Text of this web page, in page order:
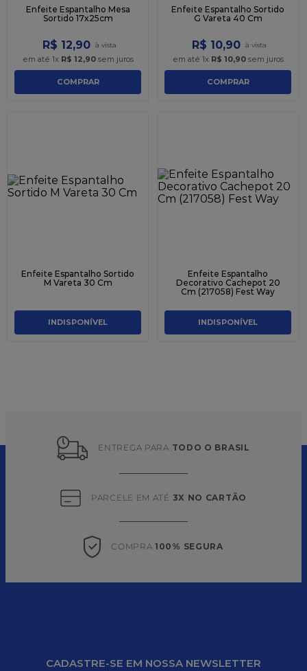
Enfeite Espantalho Mesa
Sortido 17x25cm
R$ 12,90
em até 1x R$ 12,90sem juros
COMPRAR
Enfeite Espantalho Sortido
G Vareta 40 Cm
R$ 10,90
em até 1x R$ 10,90sem juros
COMPRAR
Enfeite Espantalho Sortido
M Vareta 30 Cm
INDISPONÍVEL
Enfeite Espantalho
Decorativo Cachepot 20
Cm (217058) Fest Way
INDISPONÍVEL
ENTREGA PARA TODO O BRASIL
PARCELE EM ATÉ 3X NO CARTÃO
COMPRA 100% SEGURA
CADASTRE-SE EM NOSSA NEWSLETTER